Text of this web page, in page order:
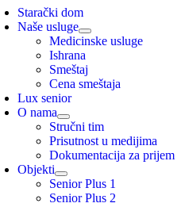
Starački dom
Naše usluge
Medicinske usluge
Ishrana
Smeštaj
Cena smeštaja
Lux senior
O nama
Stručni tim
Prisutnost u medijima
Dokumentacija za prijem
Objekti
Senior Plus 1
Senior Plus 2